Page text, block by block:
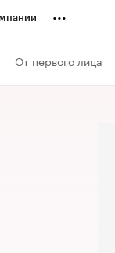
...
От первого лица